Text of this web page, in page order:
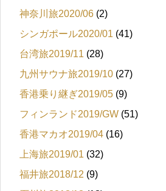
神奈川旅2020/06 (2)
シンガポール2020/01 (41)
台湾旅2019/11 (28)
九州サウナ旅2019/10 (27)
香港乗り継ぎ2019/05 (9)
フィンランド2019/GW (51)
香港マカオ2019/04 (16)
上海旅2019/01 (32)
福井旅2018/12 (9)